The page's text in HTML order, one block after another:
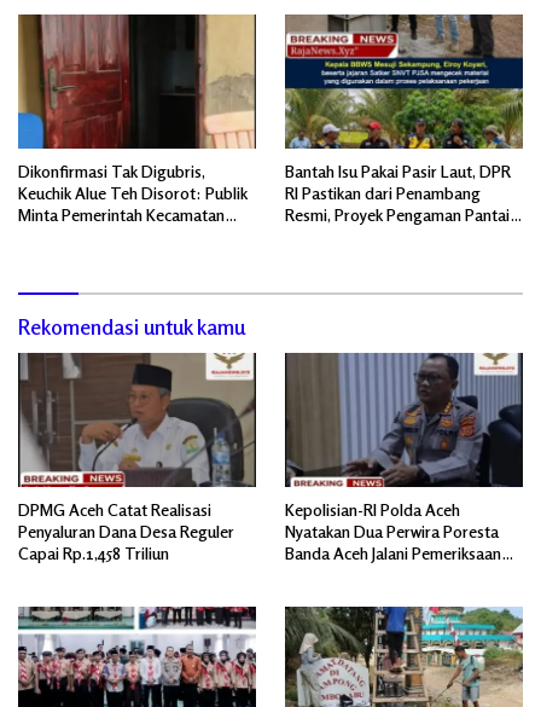
Dikonfirmasi Tak Digubris,
Keuchik Alue Teh Disorot: Publik
Minta Pemerintah Kecamatan
Bantah Isu Pakai Pasir Laut, DPR
RI Pastikan dari Penambang
Resmi, Proyek Pengaman Pantai
Rekomendasi untuk kamu
DPMG Aceh Catat Realisasi
Penyaluran Dana Desa Reguler
Capai Rp.1,458 Triliun
Kepolisian-RI Polda Aceh
Nyatakan Dua Perwira Poresta
Banda Aceh Jalani Pemeriksaan